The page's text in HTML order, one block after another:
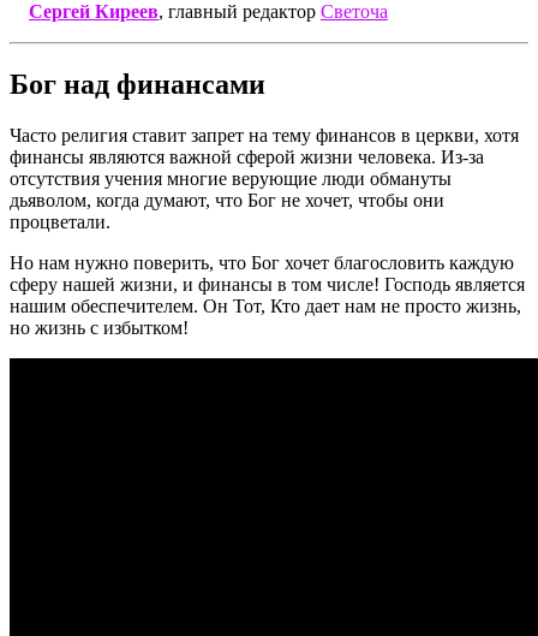
Сергей Киреев, главный редактор Светоча
Бог над финансами
Часто религия ставит запрет на тему финансов в церкви, хотя
финансы являются важной сферой жизни человека. Из-за
отсутствия учения многие верующие люди обмануты
дьяволом, когда думают, что Бог не хочет, чтобы они
процветали.
Но нам нужно поверить, что Бог хочет благословить каждую
сферу нашей жизни, и финансы в том числе! Господь является
нашим обеспечителем. Он Тот, Кто дает нам не просто жизнь,
но жизнь с избытком!